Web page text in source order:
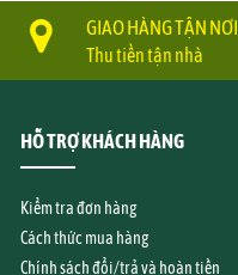
GIAO HÀNG TẬN NƠI
Thu tiền tận nhà
HỖ TRỢ KHÁCH HÀNG
Kiểm tra đơn hàng
Cách thức mua hàng
Chính sách đổi/trả và hoàn tiền